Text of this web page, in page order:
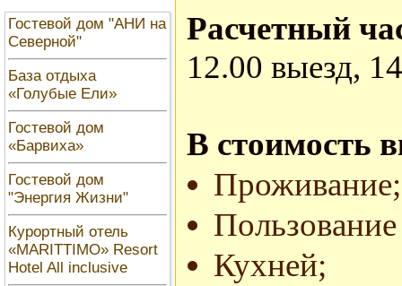
Гостевой дом "АНИ на
Северной"
База отдыха
«Голубые Ели»
Гостевой дом
«Барвиха»
Гостевой дом
"Энергия Жизни"
Курортный отель
«MARITTIMO» Resort
Hotel All inclusive
Расчетный
12.00 выезд,
В стоимость
Проживание;
Кухней;